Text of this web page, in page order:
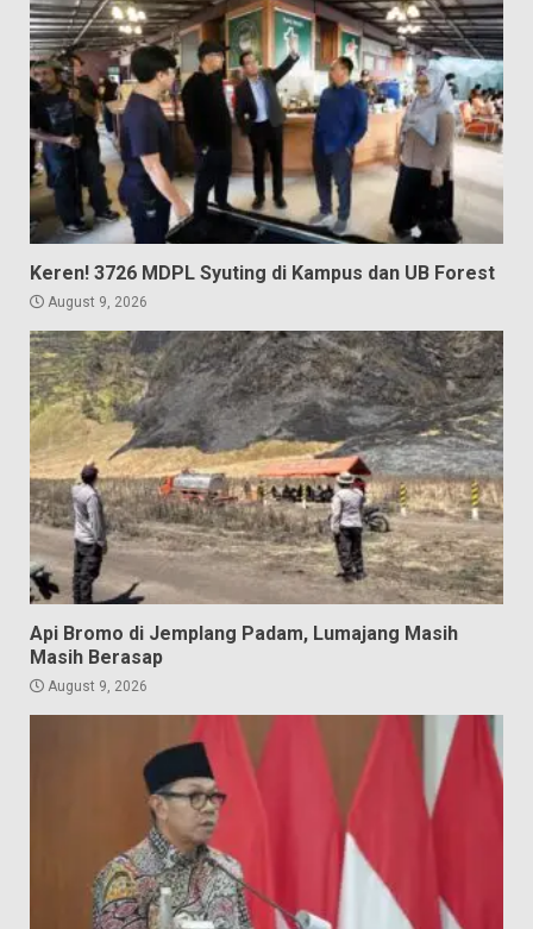
Keren! 3726 MDPL Syuting di Kampus dan UB Forest
August 9, 2026
Api Bromo di Jemplang Padam, Lumajang Masih
Masih Berasap
August 9, 2026